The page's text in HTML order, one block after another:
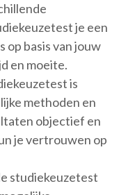
je een
op basis van jouw
en moeite.
is
methoden en
objectief en
je vertrouwen op
studiekeuzetest